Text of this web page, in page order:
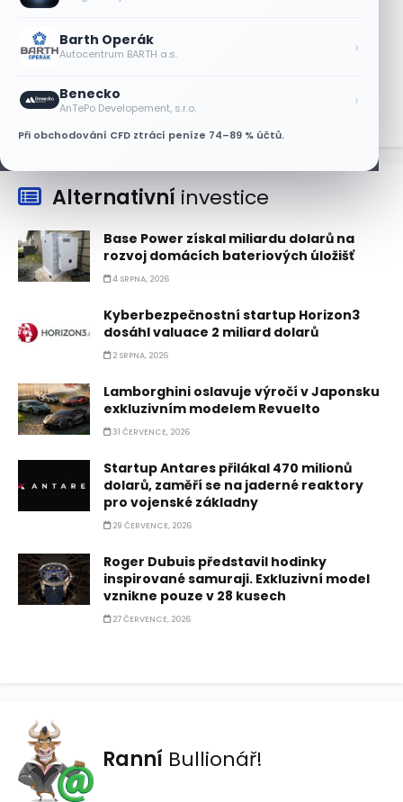
Barth Operák
Autocentrum BARTH a.s. ›
Benecko
AnTePo Developement, s.r.o. ›
Při obchodování CFD ztrácí peníze 74–89 % účtů.
Jeff Bezos plánuje prodat akcie
Amazonu za 4,1 miliardy dolarů
Alternativní investice
Base Power získal miliardu dolarů na
rozvoj domácích bateriových úložišť
4 SRPNA, 2026
Kyberbezpečnostní startup Horizon3
dosáhl valuace 2 miliard dolarů
2 SRPNA, 2026
Lamborghini oslavuje výročí v Japonsku
exkluzivním modelem Revuelto
31 ČERVENCE, 2026
Startup Antares přilákal 470 milionů
dolarů, zaměří se na jaderné reaktory
pro vojenské základny
29 ČERVENCE, 2026
Roger Dubuis představil hodinky
inspirované samuraji. Exkluzivní model
vznikne pouze v 28 kusech
27 ČERVENCE, 2026
Ranní Bullionář!